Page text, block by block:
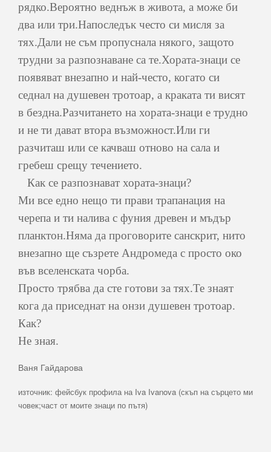
рядко.Вероятно веднъж в живота, а може би
два или три.Напоследък често си мисля за
тях.Дали не съм пропуснала някого, защото
трудни за разпознаване са те.Хората-знаци се
появяват внезапно и най-често, когато си
седнал на душевен тротоар, а краката ти висят
в бездна.Разчитането на хората-знаци е трудно
и не ти дават втора възможност.Или ги
разчиташ или се качваш отново на сала и
гребеш срещу течението.
Как се разпознават хората-знаци?
Ми все едно нещо ти прави трапанация на
черепа и ти налива с фуния древен и мъдър
планктон.Няма да проговорите санскрит, нито
внезапно ще съзрете Андромеда с просто око
във вселенската чорба.
Просто трябва да сте готови за тях.Те знаят
кога да приседнат на онзи душевен тротоар.
Как?
Не зная.
Ваня Гайдарова
източник: фейсбук профила на Iva Ivanova (скъп на сърцето ми
човек;част от моите знаци по пътя)